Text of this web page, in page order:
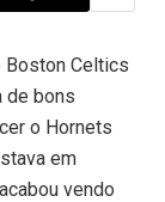
Boston Celtics
de bons
o Hornets
em
vendo